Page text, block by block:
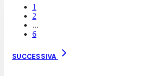
1
2
...
6
SUCCESSIVA